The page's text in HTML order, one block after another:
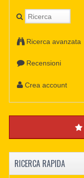
Ricerca avanzata
Recensioni
Crea account
RICERCA RAPIDA